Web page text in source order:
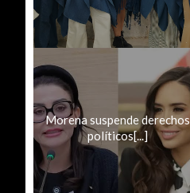
Morena suspende derechos
políticos[...]